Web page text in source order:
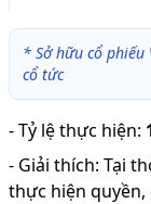
* Sở hữu cổ phiếu
cổ tức
-Tỷ lệ thực hiện:
- Giải thích: Tại
thực hiện quyền,